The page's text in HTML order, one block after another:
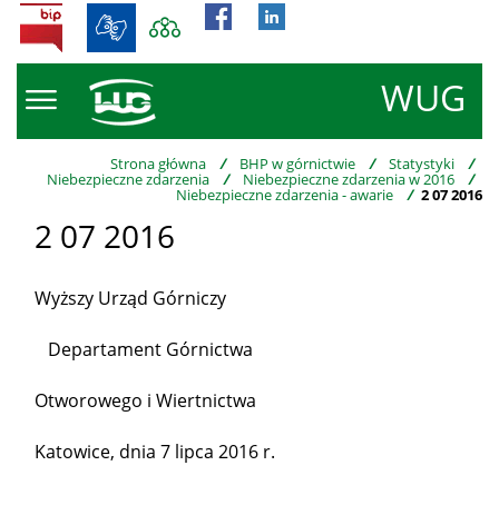
WUG
BIP
Strona główna / BHP w górnictwie / Statystyki /
Niebezpieczne zdarzenia / Niebezpieczne zdarzenia w 2016 /
Niebezpieczne zdarzenia - awarie / 2 07 2016
2 07 2016
Wyższy Urząd Górniczy
Departament Górnictwa
Otworowego i Wiertnictwa
Katowice, dnia 7 lipca 2016 r.